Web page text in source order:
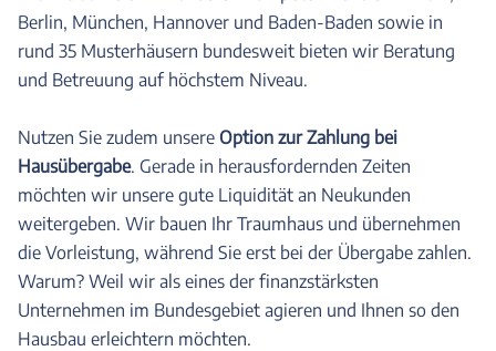
Berlin, München, Hannover und Baden-Baden sowie in
rund 35 Musterhäusern bundesweit bieten wir Beratung
und Betreuung auf höchstem Niveau.
Nutzen Sie zudem unsere Option zur Zahlung bei
Hausübergabe. Gerade in herausfordernden Zeiten
möchten wir unsere gute Liquidität an Neukunden
weitergeben. Wir bauen Ihr Traumhaus und übernehmen
die Vorleistung, während Sie erst bei der Übergabe zahlen.
Warum? Weil wir als eines der finanzstärksten
Unternehmen im Bundesgebiet agieren und Ihnen so den
Hausbau erleichtern möchten.